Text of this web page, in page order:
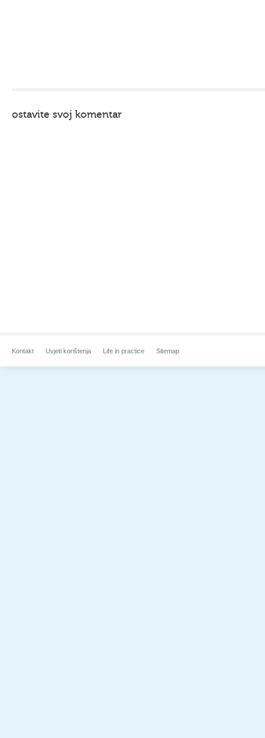
ostavite svoj komentar
Kontakt Uvjeti korištenja Life in practice Sitemap